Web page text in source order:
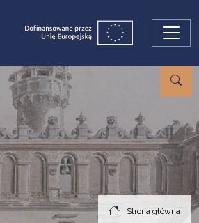
Strona główna